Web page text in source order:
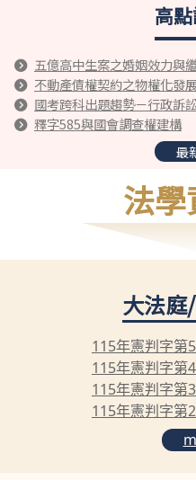
高
五億高中生案之婚姻效力與
不動產債權契約之物權化發
國考跨科出題趨勢－行政訴
釋字585與國會調查權建構
最
法
大法庭
115年憲判字第
115年憲判字第
115年憲判字第
115年憲判字第